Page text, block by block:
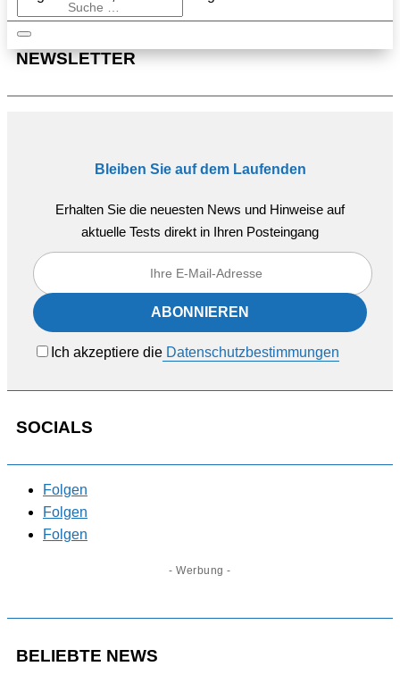
NEWSLETTER
Bleiben Sie auf dem Laufenden
Erhalten Sie die neuesten News und Hinweise auf
aktuelle Tests direkt in Ihren Posteingang
Ich akzeptiere die Datenschutzbestimmungen
SOCIALS
Folgen
Folgen
Folgen
- Werbung -
BELIEBTE NEWS